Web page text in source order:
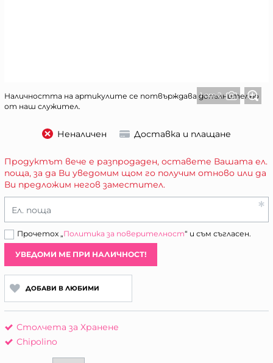
1 от 2
Наличността на артикулите се потвърждава допълнително
от наш служител.
Неналичен Доставка и плащане
Продуктът вече е разпродаден, оставете Вашата ел.
поща, за да Ви уведомим щом го получим отново или да
Ви предложим негов заместител.
Ел. поща
Прочетох „Политика за поверителност“ и съм съгласен.
УВЕДОМИ МЕ ПРИ НАЛИЧНОСТ!
ДОБАВИ В ЛЮБИМИ
Столчета за Хранене
Chipolino